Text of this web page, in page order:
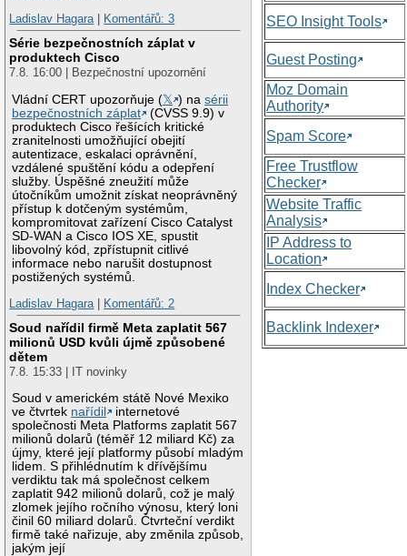
Ladislav Hagara| Komentářů: 3
Série bezpečnostních záplat v
produktech Cisco
7.8. 16:00 | Bezpečnostní upozornění
Vládní CERT upozorňuje (𝕏 ) nasérii
bezpečnostních záplat
(CVSS 9.9) v
produktech Cisco řešících kritické
zranitelnosti umožňující obejití
autentizace, eskalaci oprávnění,
vzdálené spuštění kódu a odepření
služby. Úspěšné zneužití může
útočníkům umožnit získat neoprávněný
přístup k dotčeným systémům,
kompromitovat zařízení Cisco Catalyst
SD-WAN a Cisco IOS XE, spustit
libovolný kód, zpřístupnit citlivé
informace nebo narušit dostupnost
postižených systémů.
Ladislav Hagara| Komentářů: 2
Soud nařídil firmě Meta zaplatit 567
milionů USD kvůli újmě způsobené
dětem
7.8. 15:33 | IT novinky
Soud v americkém státě Nové Mexiko
ve čtvrtek nařídil
internetové
společnosti Meta Platforms zaplatit 567
milionů dolarů (téměř 12 miliard Kč) za
újmy, které její platformy působí mladým
lidem. S přihlédnutím k dřívějšímu
verdiktu tak má společnost celkem
zaplatit 942 milionů dolarů, což je malý
zlomek jejího ročního výnosu, který loni
činil 60 miliard dolarů. Čtvrteční verdikt
firmě také nařizuje, aby změnila způsob,
jakým její
SEO Insight Tools
Guest Posting
Moz Domain
Authority
Spam Score
Free Trustflow
Checker
Website Traffic
Analysis
IP Address to
Location
Index Checker
Backlink Indexer